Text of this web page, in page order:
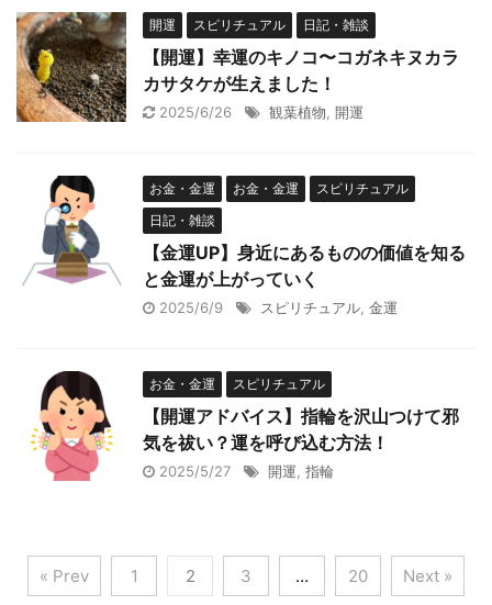
開運 スピリチュアル 日記・雑談
【開運】幸運のキノコ〜コガネキヌカラ
カサタケが生えました！
2025/6/26 観葉植物 開運
お金・金運 お金・金運
スピリチュアル
日記・雑談
【金運UP】身近にあるものの価値を知る
と金運が上がっていく
2025/6/9 スピリチュアル 金運
お金・金運 スピリチュアル
【開運アドバイス】指輪を沢山つけて邪
気を祓い？運を呼び込む方法！
2025/5/27 開運 指輪
« Prev 1 2 3 … 20 Next »